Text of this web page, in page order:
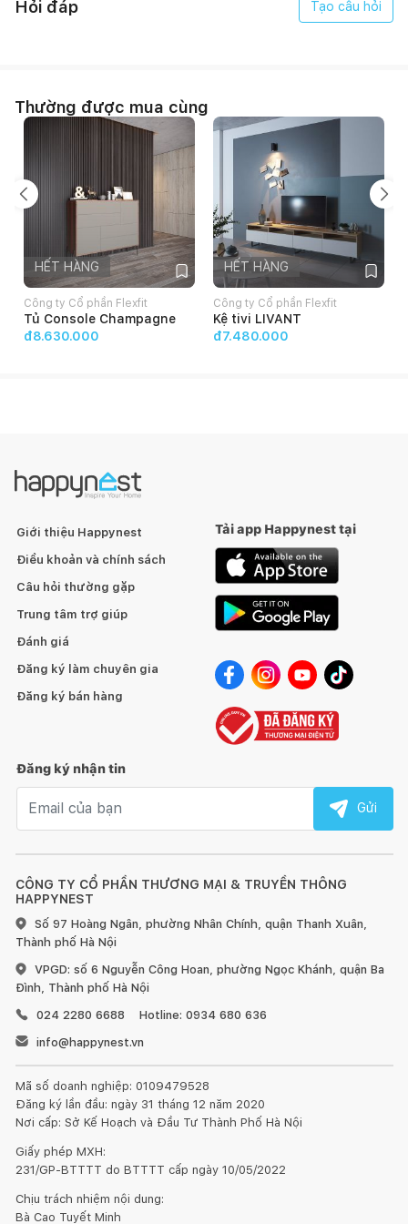
Hỏi đáp Tạo câu hỏi
Thường được mua cùng
HẾT HÀNG
Công ty Cổ phần Flexfit
Tủ Console Champagne
đ8.630.000
HẾT HÀNG
Công ty Cổ phần Flexfit
Kệ tivi LIVANT
đ7.480.000
CÔNG TY CỔ PHẦN THƯƠNG MẠI & TRUYỀN THÔNG
HAPPYNEST
Số 97 Hoàng Ngân, phường Nhân Chính, quận Thanh Xuân,
Thành phố Hà Nội
VPGD: số 6 Nguyễn Công Hoan, phường Ngọc Khánh, quận Ba
Đình, Thành phố Hà Nội
024 2280 6688
Hotline: 0934 680 636
info@happynest.vn
Mã số doanh nghiệp: 0109479528
Đăng ký lần đầu: ngày 31 tháng 12 năm 2020
Nơi cấp: Sở Kế Hoạch và Đầu Tư Thành Phố Hà Nội
Giấy phép MXH:
231/GP-BTTTT do BTTTT cấp ngày 10/05/2022
Chịu trách nhiệm nội dung:
Bà Cao Tuyết Minh
Giới thiệu Happynest
Điều khoản và chính sách
Câu hỏi thường gặp
Trung tâm trợ giúp
Đánh giá
Đăng ký làm chuyên gia
Đăng ký bán hàng
Tải app Happynest tại
Đăng ký nhận tin
Gửi